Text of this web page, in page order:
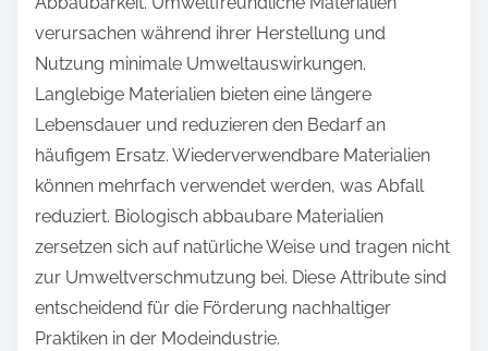
verursachen während ihrer Herstellung und
Nutzung minimale Umweltauswirkungen.
Langlebige Materialien bieten eine längere
Lebensdauer und reduzieren den Bedarf an
häufigem Ersatz. Wiederverwendbare Materialien
können mehrfach verwendet werden, was Abfall
reduziert. Biologisch abbaubare Materialien
zersetzen sich auf natürliche Weise und tragen nicht
zur Umweltverschmutzung bei. Diese Attribute sind
entscheidend für die Förderung nachhaltiger
Praktiken in der Modeindustrie.